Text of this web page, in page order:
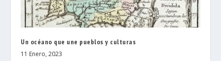
Un océano que une pueblos y culturas
11 Enero, 2023